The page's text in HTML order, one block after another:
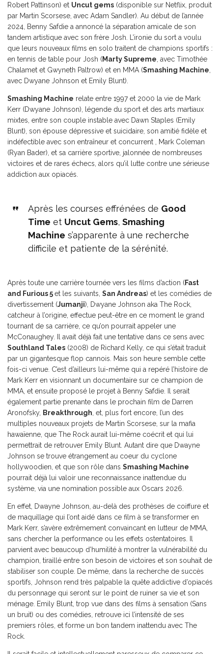
Robert Pattinson) et Uncut gems (disponible sur Netflix, produit
par Martin Scorsese, avec Adam Sandler). Au début de l’année
2024, Benny Safdie a annoncé la séparation amicale de son
tandem artistique avec son frère Josh. L’ironie du sort a voulu
que leurs nouveaux films en solo traitent de champions sportifs :
en tennis de table pour Josh (Marty Supreme , avec Timothée
Chalamet et Gwyneth Paltrow) et en MMA (Smashing Machine
avec Dwyane Johnson et Emily Blunt).
Smashing Machine relate entre 1997 et 2000 la vie de Mark
Kerr (Dwyane Johnson), légende du sport et des arts martiaux
mixtes, entre son couple instable avec Dawn Staples (Emily
Blunt), son épouse dépressive et suicidaire, son amitié fidèle et
indéfectible avec son entraîneur et concurrent , Mark Coleman
(Ryan Bader), et sa carrière sportive, jalonnée de nombreuses
victoires et de rares échecs, alors qu’il lutte contre une sérieuse
addiction aux opiacés.
Après les courses effrénées de Good
Time et Uncut Gems, Smashing
Machine s’apparente à une recherche
difficile et patiente de la sérénité.
Après toute une carrière tournée vers les films d’action (Fast
and Furious 5et les suivants, San Andreas) et les comédies de
divertissement (Jumanji), Dwyane Johnson aka The Rock,
catcheur à l’origine, effectue peut-être en ce moment le grand
tournant de sa carrière, ce qu’on pourrait appeler une
McConaughey. Il avait déjà fait une tentative dans ce sens avec
Southland Tales (2008) de Richard Kelly, ce qui s’était traduit
par un gigantesque flop cannois. Mais son heure semble cette
fois-ci venue. C’est d’ailleurs lui-même qui a repéré l’histoire de
Mark Kerr en visionnant un documentaire sur ce champion de
MMA, et ensuite proposé le projet à Benny Safdie. Il serait
également partie prenante dans le prochain film de Darren
Aronofsky, Breakthrough , et, plus fort encore, l’un des
multiples nouveaux projets de Martin Scorsese, sur la mafia
hawaïenne, que The Rock aurait lui-même coécrit et qui lui
permettrait de retrouver Emily Blunt. Autant dire que Dwayne
Johnson se trouve étrangement au coeur du cyclone
hollywoodien, et que son rôle dans Smashing Machine
pourrait déjà lui valoir une reconnaissance inattendue du
système, via une nomination possible aux Oscars 2026.
En effet, Dwayne Johnson, au-delà des prothèses de coiffure et
de maquillage qui l’ont aidé dans ce film à se transformer en
Mark Kerr, s’avère extrêmement convaincant en lutteur de MMA,
sans chercher la performance ou les effets ostentatoires. Il
parvient avec beaucoup d’humilité à montrer la vulnérabilité du
champion, tiraillé entre son besoin de victoires et son souhait de
stabiliser son couple. De même, dans la recherche de succès
sportifs, Johnson rend très palpable la quête addictive d’opiacés
du personnage qui seront sur le point de ruiner sa vie et son
ménage. Emily Blunt, trop vue dans des films à sensation (Sans
un bruit) ou des comédies, retrouve ici l’intensité de ses
premiers rôles, et forme un bon tandem inattendu avec The
Rock.